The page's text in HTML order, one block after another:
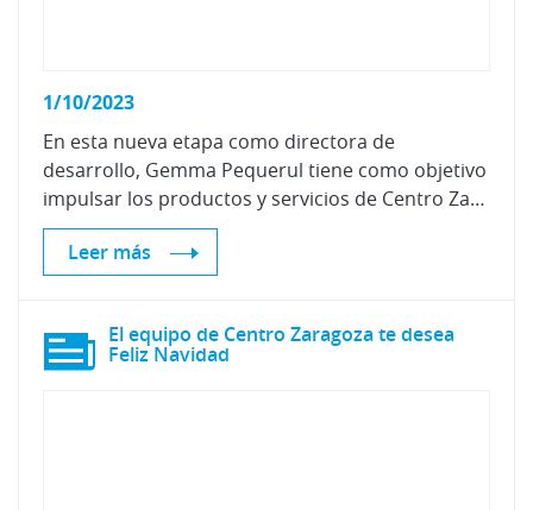
1/10/2023
En esta nueva etapa como directora de
desarrollo, Gemma Pequerul tiene como objetivo
impulsar los productos y servicios de Centro Zaragoza
Leer más
El equipo de Centro Zaragoza te desea
Feliz Navidad